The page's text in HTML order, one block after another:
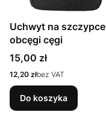
Uchwyt na szczypce
obcęgi cęgi
Cena
15,00 zł
Cena
12,20 złbez VAT
Do koszyka